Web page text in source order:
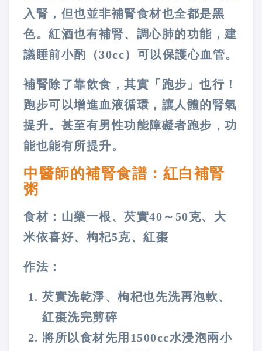
入腎，但也並非補腎食材也全都是黑
色。紅酒也有補腎、調心肺的功能，建
議睡前小酌（30cc）可以保護心血管。
補腎除了靠飲食，其實「跑步」也行！
跑步可以增進血液循環，讓人體的腎氣
提升。甚至有男性功能障礙者跑步，功
能也能有所提升。
中醫師的補腎食譜：紅白補腎
粥
食材：山藥一根、芡實40～50克、大
米依喜好、枸杞5克、紅棗
作法：
芡實洗乾淨、枸杞也先洗再泡軟、
紅棗洗完剪碎
將所以食材先用1500cc水浸泡兩小